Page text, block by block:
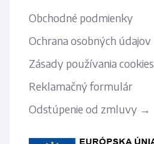
Obchodné podmienky
Ochrana osobných údajov
Zásady používania cookies
Reklamačný formulár
Odstúpenie od zmluvy →